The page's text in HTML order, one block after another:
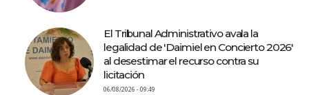
El Tribunal Administrativo avala la
legalidad de 'Daimiel en Concierto 2026'
al desestimar el recurso contra su
licitación
06/08/2026 - 09:49